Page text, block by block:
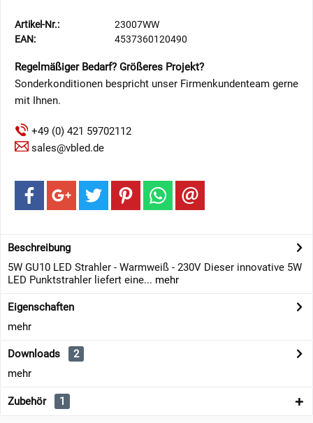
Artikel-Nr.:
23007WW
EAN:
4537360120490
Regelmäßiger Bedarf? Größeres Projekt?
Sonderkonditionen bespricht unser Firmenkundenteam gerne
mit Ihnen.
+49 (0) 421 59702112
sales@vbled.de
Beschreibung
5W GU10 LED Strahler - Warmweiß - 230V Dieser innovative 5W
LED Punktstrahler liefert eine... mehr
Eigenschaften
mehr
Downloads
2
mehr
Zubehör 1